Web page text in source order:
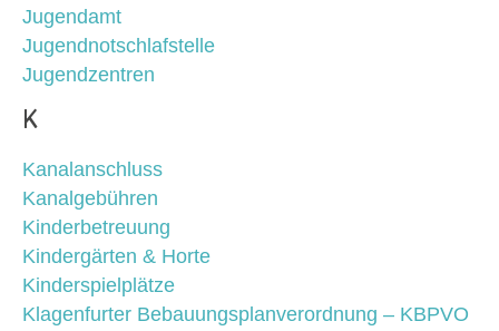
Jugendamt
Jugendnotschlafstelle
Jugendzentren
K
Kanalanschluss
Kanalgebühren
Kinderbetreuung
Kindergärten & Horte
Kinderspielplätze
Klagenfurter Bebauungsplanverordnung – KBPVO